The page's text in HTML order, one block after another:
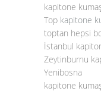
kapitone
Top kapitone
toptan hepsi
İstanbul
Zeytinburnu
Yenibosna
kapitone